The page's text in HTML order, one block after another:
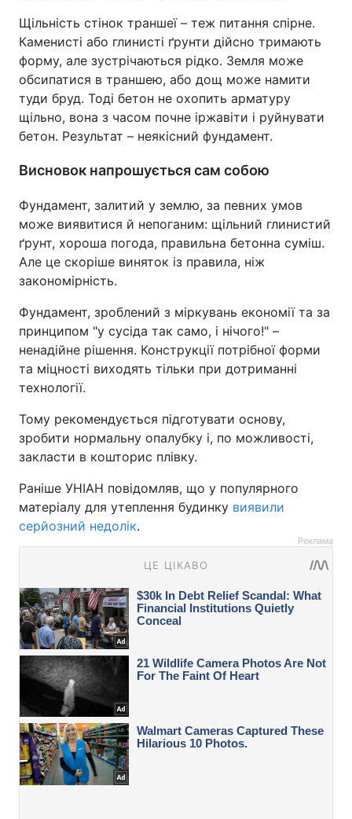
Щільність стінок траншеї – теж питання спірне.
Каменисті або глинисті ґрунти дійсно тримають
форму, але зустрічаються рідко. Земля може
обсипатися в траншею, або дощ може намити
туди бруд. Тоді бетон не охопить арматуру
щільно, вона з часом почне іржавіти і руйнувати
бетон. Результат – неякісний фундамент.
Висновок напрошується сам собою
Фундамент, залитий у землю, за певних умов
може виявитися й непоганим: щільний глинистий
ґрунт, хороша погода, правильна бетонна суміш.
Але це скоріше виняток із правила, ніж
закономірність.
Фундамент, зроблений з міркувань економії та за
принципом "у сусіда так само, і нічого!" –
ненадійне рішення. Конструкції потрібної форми
та міцності виходять тільки при дотриманні
технології.
Тому рекомендується підготувати основу,
зробити нормальну опалубку і, по можливості,
закласти в кошторис плівку.
Раніше УНІАН повідомляв, що у популярного
матеріалу для утеплення будинку виявили
серйозний недолік.
Реклама